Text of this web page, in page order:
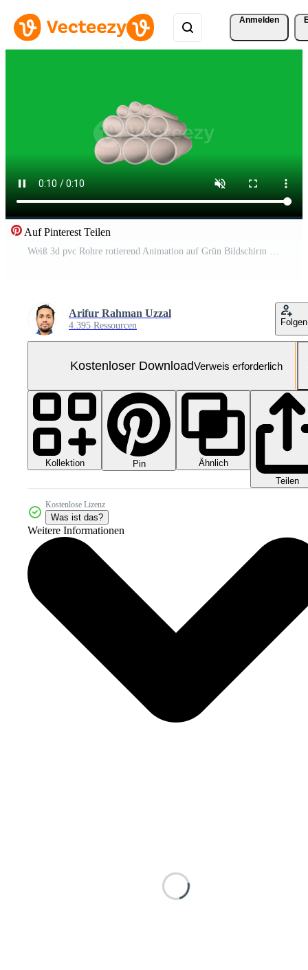
Anmelden
Auf Pinterest Teilen
Weiß 3d pvc Rohre rotierend Animation auf Grün Bildschirm Hintergrund realistisch Plastik Rohr zum Konstruktion, Installation, Wasser liefern, industriell, Gebäude Materialien Element Kostenloses Video
Arifur Rahman Uzzal
4.395 Ressourcen Folgen
Kostenloser DownloadVerweis erforderlich
Kollektion Pin
Ähnlich
Teilen
Kostenlose Lizenz
Was ist das?
Weitere Informationen